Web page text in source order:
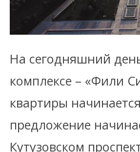
На сегодняшний
комплексе – «Фили
квартиры
предложение
Кутузовском